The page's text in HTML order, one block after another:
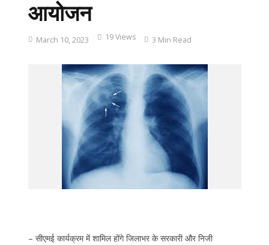
आयोजन
March 10, 2023 19 Views 3 Min Read
– सीएमई कार्यक्रम में शामिल होंगे जिलाभर के सरकारी और निजी